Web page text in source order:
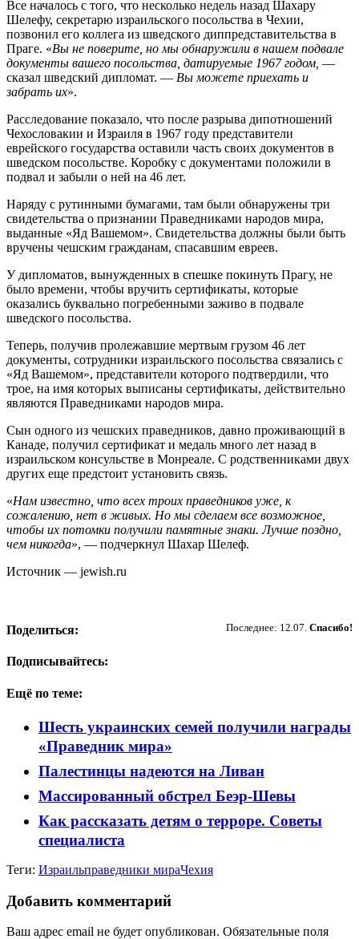
Все началось с того, что несколько недель назад Шахару
Шелефу, секретарю израильского посольства в Чехии,
позвонил его коллега из шведского диппредставительства в
Праге. «Вы не поверите, но мы обнаружили в нашем подвале
документы вашего посольства, датируемые 1967 годом, —
сказал шведский дипломат. — Вы можете приехать и
забрать их».
Расследование показало, что после разрыва дипотношений
Чехословакии и Израиля в 1967 году представители
еврейского государства оставили часть своих документов в
шведском посольстве. Коробку с документами положили в
подвал и забыли о ней на 46 лет.
Наряду с рутинными бумагами, там были обнаружены три
свидетельства о признании Праведниками народов мира,
выданные «Яд Вашемом». Свидетельства должны были быть
вручены чешским гражданам, спасавшим евреев.
У дипломатов, вынужденных в спешке покинуть Прагу, не
было времени, чтобы вручить сертификаты, которые
оказались буквально погребенными заживо в подвале
шведского посольства.
Теперь, получив пролежавшие мертвым грузом 46 лет
документы, сотрудники израильского посольства связались с
«Яд Вашемом», представители которого подтвердили, что
трое, на имя которых выписаны сертификаты, действительно
являются Праведниками народов мира.
Сын одного из чешских праведников, давно проживающий в
Канаде, получил сертификат и медаль много лет назад в
израильском консульстве в Монреале. С родственниками двух
других еще предстоит установить связь.
«Нам известно, что всех троих праведников уже, к
сожалению, нет в живых. Но мы сделаем все возможное,
чтобы их потомки получили памятные знаки. Лучше поздно,
чем никогда», — подчеркнул Шахар Шелеф.
Источник — jewish.ru
Последнее: 12.07. Спасибо!
Поделиться:
Подписывайтесь:
Ещё по теме:
Шесть украинских семей получили награды
«Праведник мира»
Палестинцы надеются на Ливан
Массированный обстрел Беэр-Шевы
Как рассказать детям о терроре. Советы
специалиста
Теги: Израильправедники мираЧехия
Добавить комментарий
Ваш адрес email не будет опубликован. Обязательные поля